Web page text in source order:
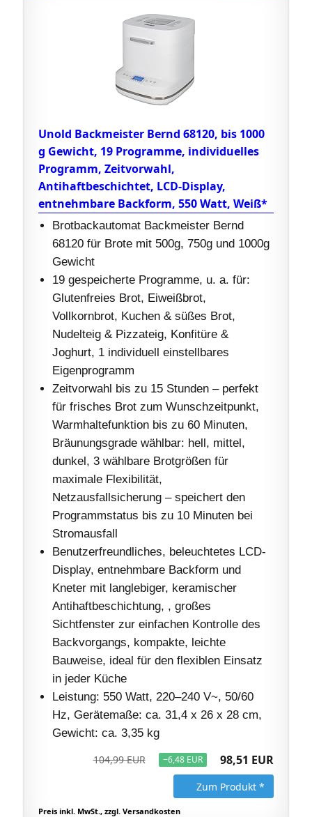
Unold Backmeister Bernd 68120, bis 1000
g Gewicht, 19 Programme, individuelles
Programm, Zeitvorwahl,
Antihaftbeschichtet, LCD-Display,
entnehmbare Backform, 550 Watt, Weiß*
Brotbackautomat Backmeister Bernd
68120 für Brote mit 500g, 750g und 1000g
Gewicht
19 gespeicherte Programme, u. a. für:
Glutenfreies Brot, Eiweißbrot,
Vollkornbrot, Kuchen & süßes Brot,
Nudelteig & Pizzateig, Konfitüre &
Joghurt, 1 individuell einstellbares
Eigenprogramm
Zeitvorwahl bis zu 15 Stunden – perfekt
für frisches Brot zum Wunschzeitpunkt,
Warmhaltefunktion bis zu 60 Minuten,
Bräunungsgrade wählbar: hell, mittel,
dunkel, 3 wählbare Brotgrößen für
maximale Flexibilität,
Netzausfallsicherung – speichert den
Programmstatus bis zu 10 Minuten bei
Stromausfall
Benutzerfreundliches, beleuchtetes LCD-
Display, entnehmbare Backform und
Kneter mit langlebiger, keramischer
Antihaftbeschichtung, , großes
Sichtfenster zur einfachen Kontrolle des
Backvorgangs, kompakte, leichte
Bauweise, ideal für den flexiblen Einsatz
in jeder Küche
Leistung: 550 Watt, 220–240 V~, 50/60
Hz, Gerätemaße: ca. 31,4 x 26 x 28 cm,
Gewicht: ca. 3,35 kg
104,99 EUR −6,48 EUR 98,51 EUR
Zum Produkt *
Preis inkl. MwSt., zzgl. Versandkosten